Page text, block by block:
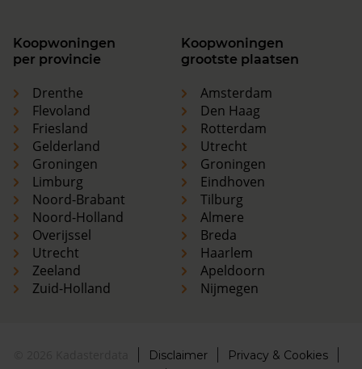
Koopwoningen
per provincie
Drenthe
Flevoland
Friesland
Gelderland
Groningen
Limburg
Noord-Brabant
Noord-Holland
Overijssel
Utrecht
Zeeland
Zuid-Holland
Koopwoningen
grootste plaatsen
Amsterdam
Den Haag
Rotterdam
Utrecht
Groningen
Eindhoven
Tilburg
Almere
Breda
Haarlem
Apeldoorn
Nijmegen
Disclaimer Privacy & Cookies